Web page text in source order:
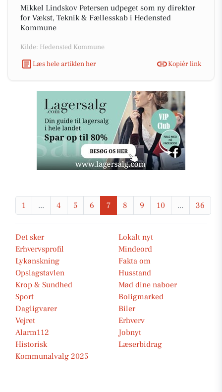
Mikkel Lindskov Petersen udpeget som ny direktør
for Vækst, Teknik & Fællesskab i Hedensted
Kommune
Kilde: Hedensted Kommune
Læs hele artiklen her
Kopiér link
1 ... 4 5 6 7 8 9 10 ... 36
Det sker
Lokalt nyt
Erhvervsprofil
Mindeord
Lykønskning
Fakta om
Opslagstavlen
Husstand
Krop & Sundhed
Mød dine naboer
Sport
Boligmarked
Dagligvarer
Biler
Vejret
Erhverv
Alarm112
Jobnyt
Historisk
Læserbidrag
Kommunalvalg 2025